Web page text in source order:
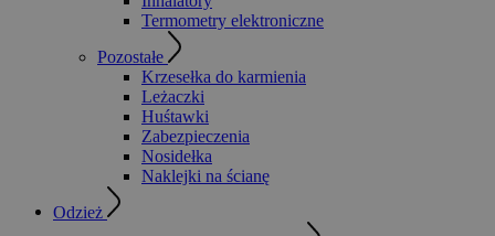
Termometry elektroniczne
Pozostałe
Krzesełka do karmienia
Leżaczki
Huśtawki
Zabezpieczenia
Nosidełka
Naklejki na ścianę
Odzież